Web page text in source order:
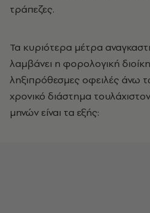
τράπεζες.
Τα κυριότερα μέτρα
λαμβάνει η φορολογική
ληξιπρόθεσμες οφειλές άνω
χρονικό διάστημα
μηνών είναι τα εξής: